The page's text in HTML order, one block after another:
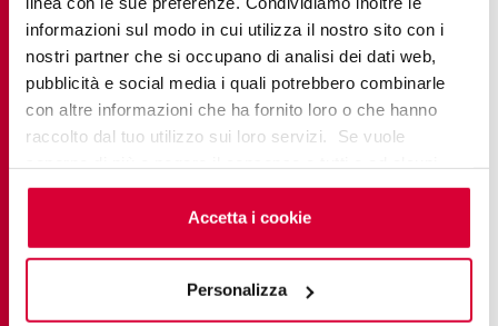
informazioni sul modo in cui utilizza il nostro sito con i
nostri partner che si occupano di analisi dei dati web,
pubblicità e social media i quali potrebbero combinarle
con altre informazioni che ha fornito loro o che hanno
raccolto dal tuo utilizzo sui loro servizi. Se vuole
cookieclicchi qui. Il consenso può essere espresso
cliccando sul tasto “Accetta i cookie”. Se non vuole i
cookie di profilazione può negare il consenso sul tasto
Accetta i cookie
Personalizza
EVOKE